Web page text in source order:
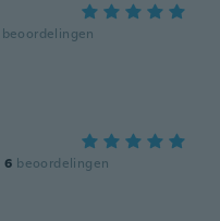
beoordelingen
6 beoordelingen